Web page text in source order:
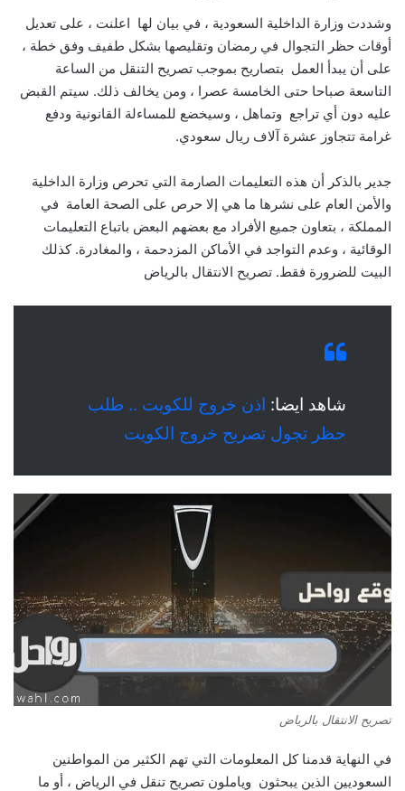
وشددت وزارة الداخلية السعودية ، في بيان لها اعلنت ، على تعديل
أوقات حظر التجوال في رمضان وتقليصها بشكل طفيف وفق خطة ،
على أن يبدأ العمل بتصاريح بموجب تصريح التنقل من الساعة
التاسعة صباحا حتى الخامسة عصرا ، ومن يخالف ذلك. سيتم القبض
عليه دون أي تراجع وتماهل ، وسيخضع للمساءلة القانونية ودفع
غرامة تتجاوز عشرة آلاف ريال سعودي.
جدير بالذكر أن هذه التعليمات الصارمة التي تحرص وزارة الداخلية
والأمن العام على نشرها ما هي إلا حرص على الصحة العامة في
المملكة ، بتعاون جميع الأفراد مع بعضهم البعض باتباع التعليمات
الوقائية ، وعدم التواجد في الأماكن المزدحمة ، والمغادرة. كذلك
البيت للضرورة فقط. تصريح الانتقال بالرياض
شاهد ايضا: اذن خروج للكويت .. طلب ​​
حظر تجول تصريح خروج الكويت
تصريح الانتقال بالرياض
في النهاية قدمنا ​​كل المعلومات التي تهم الكثير من المواطنين
السعوديين الذين يبحثون وياملون تصريح تنقل في الرياض ، أو ما